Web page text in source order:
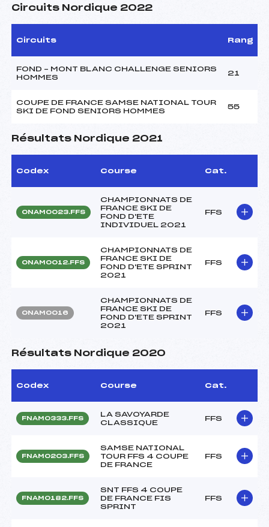
Circuits Nordique 2022
Circuits Rang
FOND – MONT BLANC CHALLENGE SENIORS
HOMMES
21
COUPE DE FRANCE SAMSE NATIONAL TOUR
SKI DE FOND SENIORS HOMMES
55
Résultats Nordique 2021
Codex Course Cat.
ONAM0023.FFS
CHAMPIONNATS DE
FRANCE SKI DE
FOND D'ETE
INDIVIDUEL 2021
FFS
ONAM0012.FFS
CHAMPIONNATS DE
FRANCE SKI DE
FOND D'ETE SPRINT
2021
FFS
ONAM0016
CHAMPIONNATS DE
FRANCE SKI DE
FOND D'ETE SPRINT
2021
FFS
Résultats Nordique 2020
Codex Course Cat.
FNAM0333.FFS
LA SAVOYARDE
CLASSIQUE
FFS
FNAM0203.FFS
SAMSE NATIONAL
TOUR FFS 4 COUPE
DE FRANCE
FFS
FNAM0182.FFS
SNT FFS 4 COUPE
DE FRANCE FIS
SPRINT
FFS